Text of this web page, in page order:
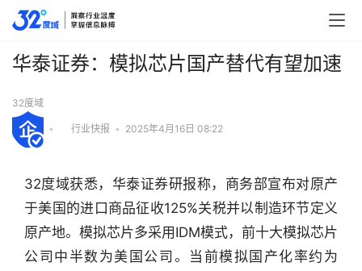
华泰证券：模拟芯片国产替代有望加速
32度域
• 行业快报 • 2025年4月16日 08:22
32度域获悉，华泰证券研报称，商务部宣布对原产
于美国的进口商品征收125%关税并以制造环节定义
原产地。模拟芯片多采用IDM模式，前十大模拟芯片
公司中半数为美国公司。当前模拟国产化率约为